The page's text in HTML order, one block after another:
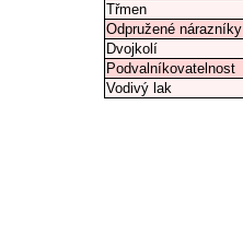
Třmen
Odpružené nárazníky
Dvojkolí
Podvalníkovatelnost
Vodivý lak